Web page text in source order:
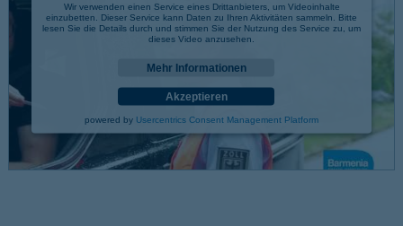
Wir verwenden einen Service eines Drittanbieters, um Videoinhalte
einzubetten. Dieser Service kann Daten zu Ihren Aktivitäten sammeln. Bitte
lesen Sie die Details durch und stimmen Sie der Nutzung des Service zu, um
dieses Video anzusehen.
Mehr Informationen
Akzeptieren
powered by Usercentrics Consent Management Platform